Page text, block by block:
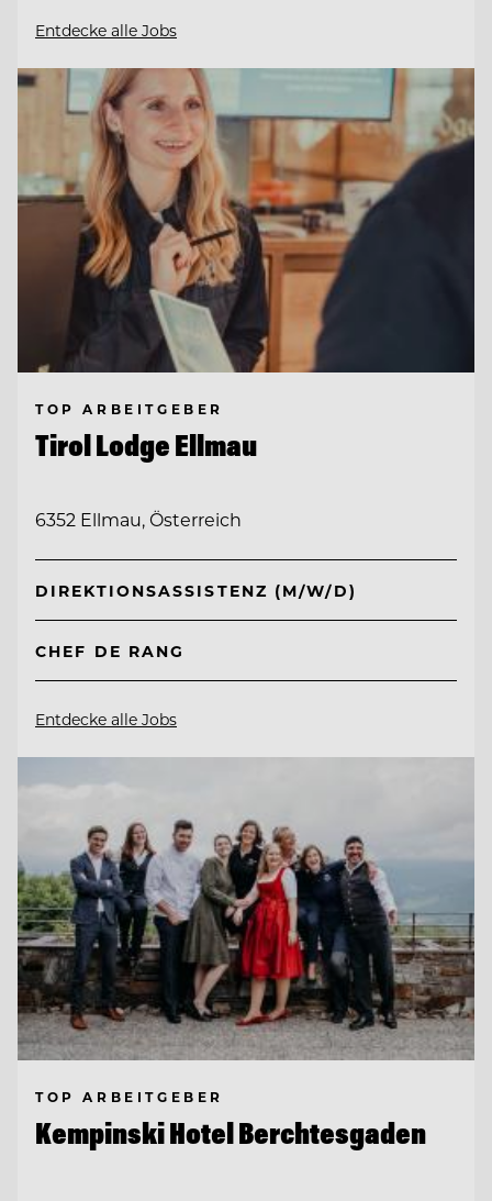
Entdecke alle Jobs
TOP ARBEITGEBER
Tirol Lodge Ellmau
6352 Ellmau, Österreich
DIREKTIONSASSISTENZ (M/W/D)
CHEF DE RANG
Entdecke alle Jobs
TOP ARBEITGEBER
Kempinski Hotel Berchtesgaden